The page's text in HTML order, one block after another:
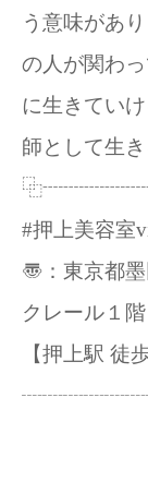
う意味があ
の人が関わ
に生きてい
師として生
⿻
#押上美容室
〠：東京都
クレール１
【押上駅 徒